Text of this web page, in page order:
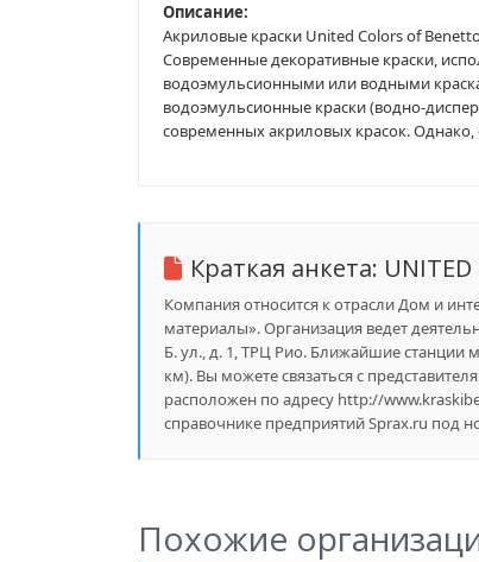
Описание:
Акриловые краски United Colors of
Современные декоративные краски,
водоэмульсионными или водными
водоэмульсионные краски (водно-
современных акриловых красок. Однако,
Краткая анкета: UNITED
Компания относится к отрасли Дом и
материалы». Организация ведет
Б. ул., д. 1, ТРЦ Рио. Ближайшие станции
км). Вы можете связаться с
расположен по адресу http://
справочнике предприятий Sprax.ru под
Похожие